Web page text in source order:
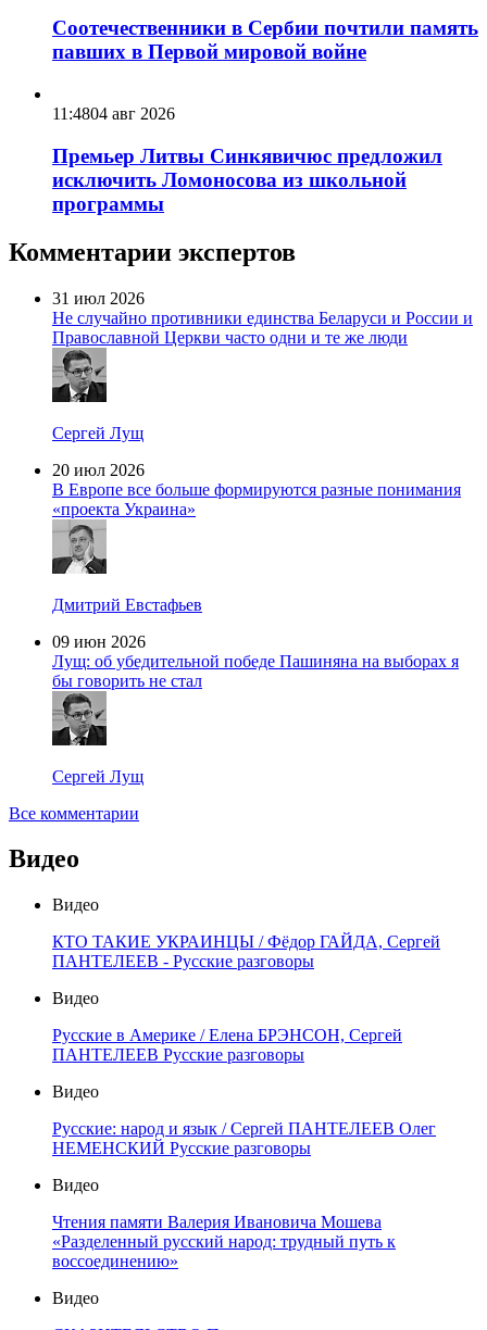
Соотечественники в Сербии почтили память
павших в Первой мировой войне
11:4804 авг 2026
Премьер Литвы Синкявичюс предложил
исключить Ломоносова из школьной
программы
Комментарии экспертов
31 июл 2026
Не случайно противники единства Беларуси и России и
Православной Церкви часто одни и те же люди
Сергей Лущ
20 июл 2026
В Европе все больше формируются разные понимания
«проекта Украина»
Дмитрий Евстафьев
09 июн 2026
Лущ: об убедительной победе Пашиняна на выборах я
бы говорить не стал
Сергей Лущ
Все комментарии
Видео
Видео
КТО ТАКИЕ УКРАИНЦЫ / Фёдор ГАЙДА, Сергей
ПАНТЕЛЕЕВ - Русские разговоры
Видео
Русские в Америке / Елена БРЭНСОН, Сергей
ПАНТЕЛЕЕВ Русские разговоры
Видео
Русские: народ и язык / Сергей ПАНТЕЛЕЕВ Олег
НЕМЕНСКИЙ Русские разговоры
Видео
Чтения памяти Валерия Ивановича Мошева
«Разделенный русский народ: трудный путь к
воссоединению»
Видео